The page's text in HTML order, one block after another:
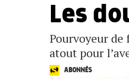
Les
Pourvoyeur de
atout pour
ABONNÉS